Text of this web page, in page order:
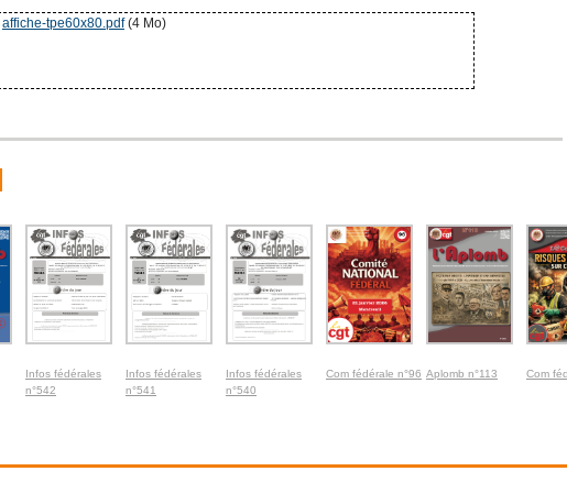
affiche-tpe60x80.pdf(4 Mo)
Infos fédérales
n°542
Infos fédérales
n°541
Infos fédérales
n°540
Com fédérale n°96 Aplomb n°113 Com